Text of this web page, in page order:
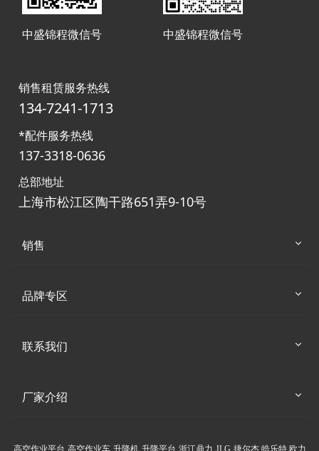
中盛锦程微信号 中盛锦程微信号
销售租赁服务热线
134-7241-1713
*配件服务热线
137-3318-0636
总部地址
上海市松江区陶干路651弄9-10号
销售
品牌专区
联系我们
厂家介绍
高空作业平台 高空作业车 升降机 升降平台 浙江鼎力 JLG 捷尔杰 皓乐特 欧力